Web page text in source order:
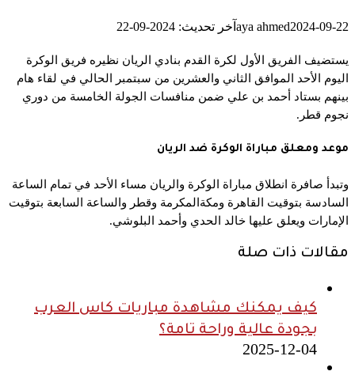
aya ahmed2024-09-22 آخر تحديث: 2024-09-22
يستضيف الفريق الأول لكرة القدم بنادي الريان نظيره فريق الوكرة
اليوم الأحد الموافق الثاني والعشرين من سبتمبر الحالي في لقاء هام
بينهم بستاد أحمد بن علي ضمن منافسات الجولة الخامسة من دوري
نجوم قطر.
موعد ومعلق مباراة الوكرة ضد الريان
وتبدأ صافرة انطلاق مباراة الوكرة والريان مساء الأحد في تمام الساعة
السادسة بتوقيت القاهرة ومكةالمكرمة وقطر والساعة السابعة بتوقيت
الإمارات ويعلق عليها خالد الحدي وأحمد البلوشي.
مقالات ذات صلة
كيف يمكنك مشاهدة مباريات كاس العرب
بجودة عالية وراحة تامة؟
2025-12-04